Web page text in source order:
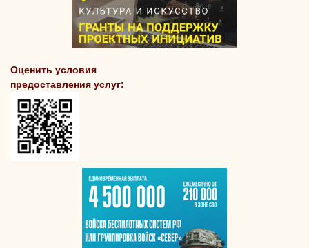
Оценить условия
предоставления услуг: